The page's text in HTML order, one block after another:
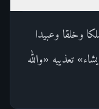
وخلقا وعبيدا
تعذيبه «والله